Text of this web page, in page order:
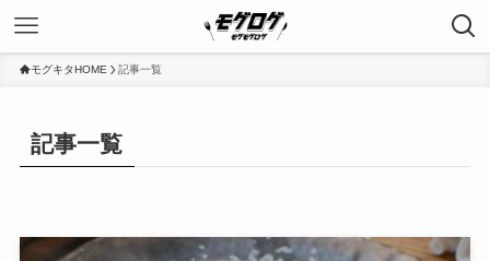
モグキタHOME 記事一覧
記事一覧